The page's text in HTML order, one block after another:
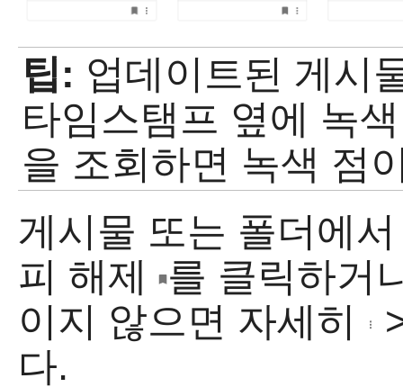
팁: 업데이트된 게시
타임스탬프 옆에 녹
을 조회하면 녹색 점
게시물 또는 폴더에
피 해제
를 클릭하거
이지 않으면 자세히
다.